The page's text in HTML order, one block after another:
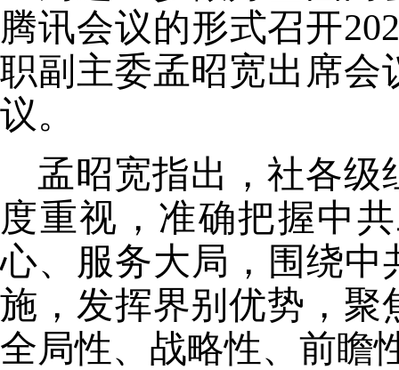
腾讯会议的形式召开
职副主委孟昭宽出席会
议。
孟昭宽指出，社各级
度重视，准确把握中
心、服务大局，围绕
施，发挥界别优势，聚
全局性、战略性、前瞻